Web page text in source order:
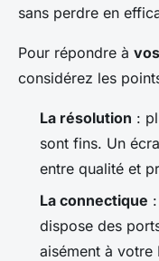
sans perdre en
Pour répondre à
considérez les
La résolution :
sont fins. Un
entre qualité et
La connectique
dispose des
aisément à